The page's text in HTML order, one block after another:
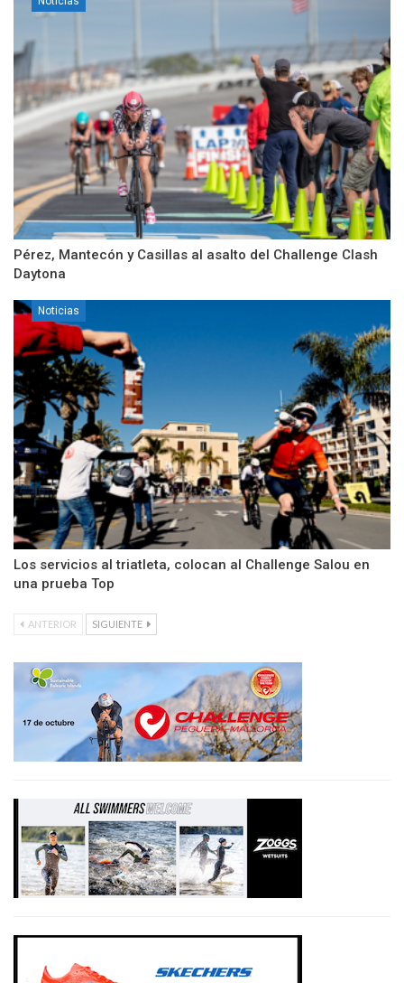
Pérez, Mantecón y Casillas al asalto del Challenge Clash
Daytona
Noticias
Los servicios al triatleta, colocan al Challenge Salou en
una prueba Top
ANTERIOR SIGUIENTE